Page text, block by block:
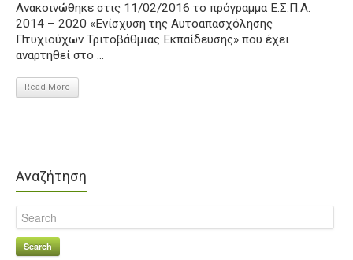
Ανακοινώθηκε στις 11/02/2016 το πρόγραμμα Ε.Σ.Π.Α.
2014 – 2020 «Ενίσχυση της Αυτοαπασχόλησης
Πτυχιούχων Τριτοβάθμιας Εκπαίδευσης» που έχει
αναρτηθεί στο ...
Read More
Αναζήτηση
Search